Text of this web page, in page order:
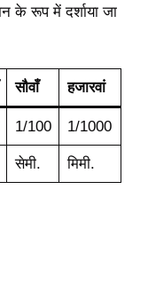
के रूप में दर्शाया जा
सौवाँ हजारवां
1/100 1/1000
सेमी. मिमी.